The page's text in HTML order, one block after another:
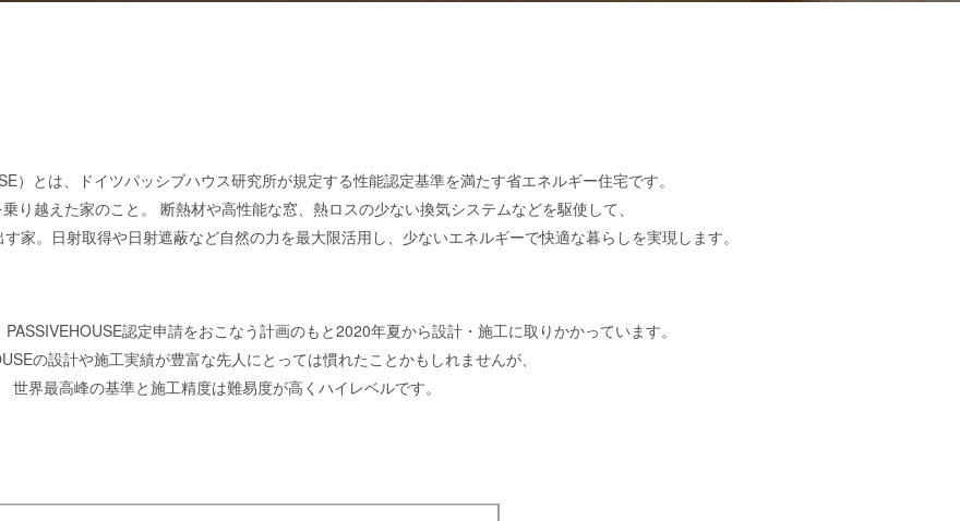
）とは、ドイツパッシブハウス研究所が規定する性能認定基準を満たす省エネルギー住宅です。
り越えた家のこと。 断熱材や高性能な窓、熱ロスの少ない換気システムなどを駆使して、
家。日射取得や日射遮蔽など自然の力を最大限活用し、少ないエネルギーで快適な暮らしを実現します。
認定申請をおこなう計画のもと2020年夏から設計・施工に取りかかっています。
の設計や施工実績が豊富な先人にとっては慣れたことかもしれませんが、
世界最高峰の基準と施工精度は難易度が高くハイレベルです。